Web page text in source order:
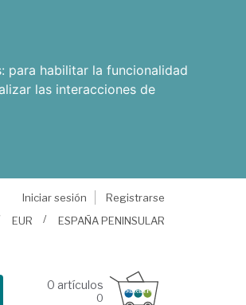
para habilitar la funcionalidad
las interacciones de
Iniciar sesión
Registrarse
EUR ESPAÑA PENINSULAR
0 artículos
0